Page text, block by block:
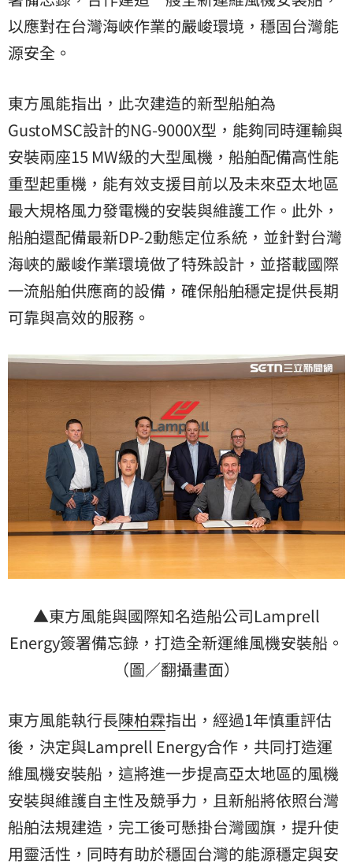
以應對在台灣海峽作業的嚴峻環境，穩固台灣能
源安全。
東方風能指出，此次建造的新型船舶為
GustoMSC設計的NG-9000X型，能夠同時運輸與
安裝兩座15 MW級的大型風機，船舶配備高性能
重型起重機，能有效支援目前以及未來亞太地區
最大規格風力發電機的安裝與維護工作。此外，
船舶還配備最新DP-2動態定位系統，並針對台灣
海峽的嚴峻作業環境做了特殊設計，並搭載國際
一流船舶供應商的設備，確保船舶穩定提供長期
可靠與高效的服務。
▲東方風能與國際知名造船公司Lamprell
Energy簽署備忘錄，打造全新運維風機安裝船。
（圖／翻攝畫面）
東方風能執行長陳柏霖指出，經過1年慎重評估
後，決定與Lamprell Energy合作，共同打造運
維風機安裝船，這將進一步提高亞太地區的風機
安裝與維護自主性及競爭力，且新船將依照台灣
船舶法規建造，完工後可懸掛台灣國旗，提升使
用靈活性，同時有助於穩固台灣的能源穩定與安